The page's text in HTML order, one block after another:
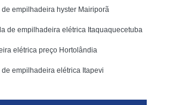
empilhadeira hyster Mairiporã
de empilhadeira elétrica Itaquaquecetuba
elétrica preço Hortolândia
empilhadeira elétrica Itapevi